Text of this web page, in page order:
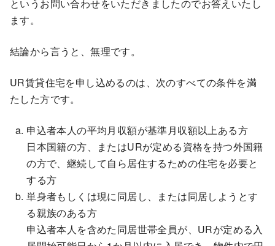
というお問い合わせをいただきましたのでお答えいたし
ます。
結論から言うと、無理です。
UR賃貸住宅を申し込めるのは、次のすべての条件を満
たした方です。
申込者本人の平均月収額が基準月収額以上ある方
日本国籍の方、またはURが定める資格を持つ外国籍
の方で、継続して自ら居住するための住宅を必要と
する方
単身者もしくは現に同居し、または同居しようとす
る親族のある方
申込者本人を含めた同居世帯全員が、URが定める入